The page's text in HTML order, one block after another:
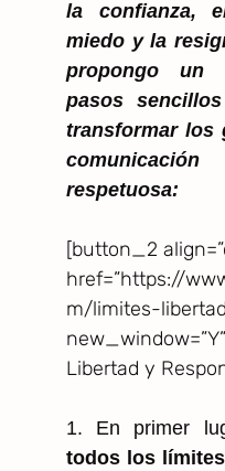
la confianza,
miedo y la
propongo un
pasos
transformar los
respetuosa:
[button_2
href=”https://
m/limites-
Libertad y
1. En primer
todos los